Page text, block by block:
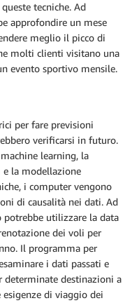
tecniche. Ad
approfondire un mese
meglio il picco di
molti clienti visitano una
evento sportivo mensile.
per fare previsioni
verificarsi in futuro.
learning, la
e la modellazione
i computer vengono
di causalità nei dati. Ad
utilizzare la data
dei voli per
Il programma per
i dati passati e
determinate destinazioni a
di viaggio dei